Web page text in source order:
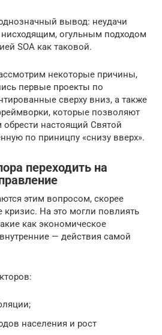
вывод: неудачи
огульным подходом
SOA как таковой.
некоторые причины,
первые проекты по
сверху вниз, а также
которые позволяют
настоящий Святой
по приницпу «снизу вверх».
переходить на
этим вопросом, скорее
кризис. На это могли повлиять
как экономическое
— действия самой
населения и рост